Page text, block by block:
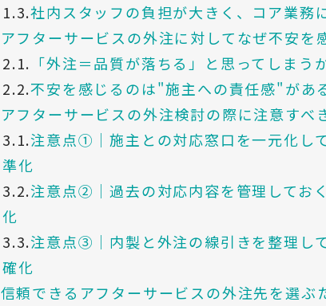
1.3.社内スタッフの負担が大きく、コア業務
アフターサービスの外注に対してなぜ不安を
2.1. 「外注＝品質が落ちる」と思ってしまう
2.2.不安を感じるのは"施主への責任感"があ
アフターサービスの外注検討の際に注意すべ
3.1.注意点①｜施主との対応窓口を一元化
準化
3.2.注意点②｜過去の対応内容を管理して
化
3.3.注意点③｜内製と外注の線引きを整理
確化
信頼できるアフターサービスの外注先を選ぶ